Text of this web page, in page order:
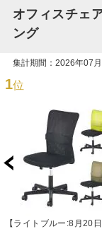
オフィスチェ
ング
集計期間：2026年07
1位
【ライトブルー:8月20